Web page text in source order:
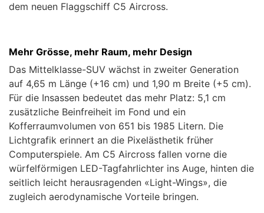
dem neuen Flaggschiff C5 Aircross.
Mehr Grösse, mehr Raum, mehr Design
Das Mittelklasse-SUV wächst in zweiter Generation
auf 4,65 m Länge (+16 cm) und 1,90 m Breite (+5 cm).
Für die Insassen bedeutet das mehr Platz: 5,1 cm
zusätzliche Beinfreiheit im Fond und ein
Kofferraumvolumen von 651 bis 1985 Litern. Die
Lichtgrafik erinnert an die Pixelästhetik früher
Computerspiele. Am C5 Aircross fallen vorne die
würfelförmigen LED-Tagfahrlichter ins Auge, hinten die
seitlich leicht herausragenden «Light-Wings», die
zugleich aerodynamische Vorteile bringen.